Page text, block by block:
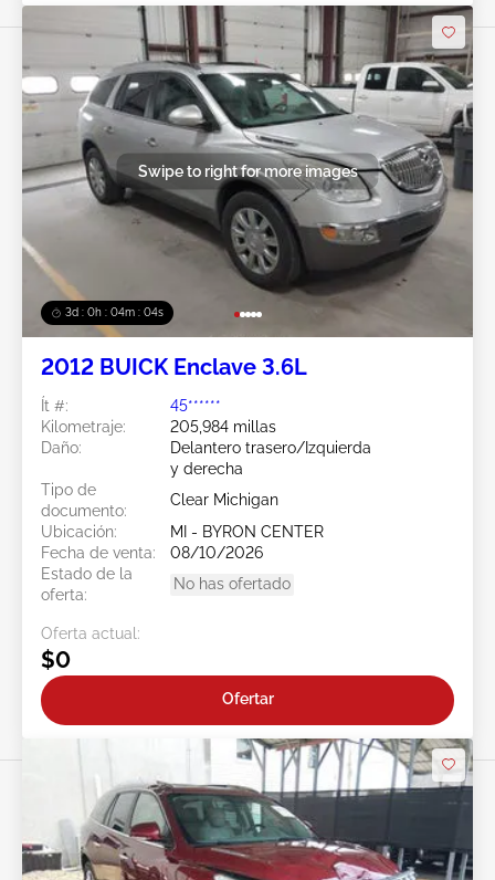
3d : 0h : 04m : 02s
Swipe to right for more images
2012 BUICK Enclave 3.6L
Ít #:
45******
Kilometraje:
205,984 millas
Daño:
Delantero trasero/Izquierda
y derecha
Tipo de
documento:
Clear Michigan
Ubicación:
MI - BYRON CENTER
Fecha de venta:
08/10/2026
Estado de la
oferta:
No has ofertado
Oferta actual:
$0
Ofertar